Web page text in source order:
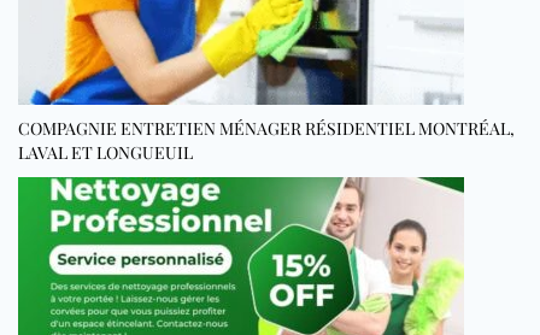
COMPAGNIE ENTRETIEN MÉNAGER RÉSIDENTIEL MONTRÉAL,
LAVAL ET LONGUEUIL